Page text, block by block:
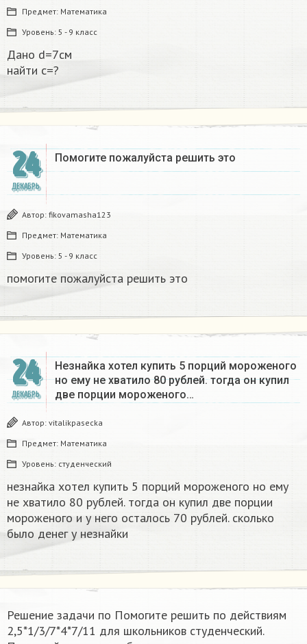
Предмет: Математика
Уровень: 5 - 9 класс
Дано d=7см
найти с=?​
24
ДЕКАБРЬ
Помогите пожалуйста решить это
Автор: fikovamasha123
Предмет: Математика
Уровень: 5 - 9 класс
помогите пожалуйста решить это
24
ДЕКАБРЬ
Незнайка хотел купить 5 порций мороженого
но ему не хватило 80 рублей. тогда он купил
две порции мороженого…
Автор: vitalikpasecka
Предмет: Математика
Уровень: студенческий
незнайка хотел купить 5 порций мороженого но ему
не хватило 80 рублей. тогда он купил две порции
мороженого и у него осталось 70 рублей. сколько
было денег у незнайки
Решение задачи по Помогите решить по действиям
2,5*1/3/7*4*7/11 для школьников студенческий.